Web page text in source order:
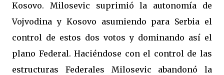
Kosovo. Milosevic suprimió la autonomía de
Vojvodina y Kosovo asumiendo para Serbia el
control de estos dos votos y dominando así el
plano Federal. Haciéndose con el control de las
estructuras Federales Milosevic abandonó la